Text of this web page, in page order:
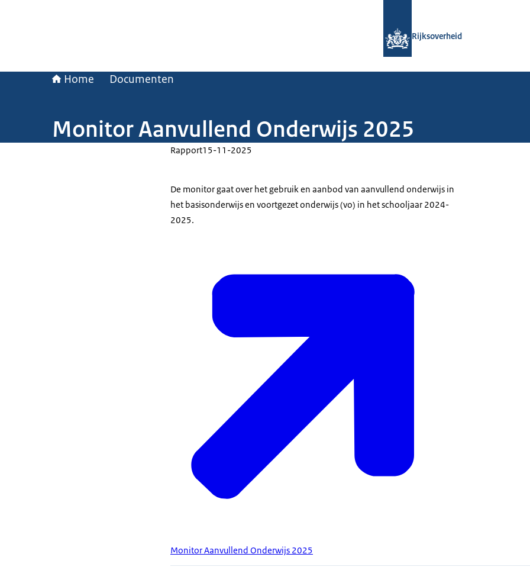
Rijksoverheid
Home Documenten
Monitor Aanvullend Onderwijs 2025
Rapport15-11-2025
De monitor gaat over het gebruik en aanbod van aanvullend onderwijs in
het basisonderwijs en voortgezet onderwijs (vo) in het schooljaar 2024-
2025.
Monitor Aanvullend Onderwijs 2025